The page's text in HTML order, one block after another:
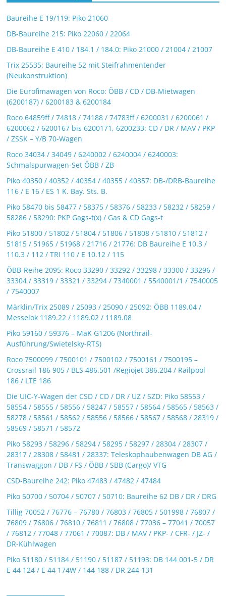
Baureihe E 19/119: Piko 21060
DB-Baureihe 215: Piko 22060 / 22064
DB-Baureihe E 410 / 184.1 / 184.0: Piko 21000 / 21004 / 21007
Trix 25535: Baureihe 52 mit Steifrahmentender
(Neukonstruktion)
Die Eurofimawagen von Roco: ÖBB / CD / DB-Mietwagen
(6200187) / 6200183 & 6200184
Roco 64859ff / 74818 / 74188 / 74783ff / 6200031 / 6200061 /
6200062 / 6200167 bis 6200171, 6200233: CD / DR / MAV / PKP
/ ZSSK – Y/B 70-Wagen
Roco 34034 / 34049 / 6240002 / 6240004 / 6240003:
Schmalspurwagen-Set ÖBB / ZB
Piko 40350 / 40352 / 40354 / 40355 / 40357: DB-/DRB-Baureihe
116 / E 16 / ES 1 K. Bay. Sts. B.
Piko 58470 bis 58477 / 58375 / 58376 / 58233 / 58232 / 58259 /
58286 / 58290: PKP Gags-t(x) / Gas & CD Gags-t
Piko 51800 / 51802 / 51804 / 51806 / 51808 / 51810 / 51812 /
51815 / 51965 / 51968 / 21716 / 21776: DB Baureihe E 10.3 /
110.3 / 112 / TRI 110 / E 10.12 / 115
ÖBB-Reihe 2095: Roco 33290 / 33292 / 33298 / 33300 / 33296 /
33304 / 33319 / 33321 / 33294 / 7340001 / 5540001/1 / 7540005
/ 7540007
Märklin/Trix 25089 / 25093 / 25090 / 25092: ÖBB 1189.04 /
Messelok 1189.22 / 1189.02 / 1189.08
Piko 59160 / 59376 – MaK G1206 (Northrail-
Ausführung/Swietelsky-RTS)
Roco 7500099 / 7500101 / 7500102 / 7500161 / 7500195 –
Crossrail 186 905 / BLS 486.501 /Regiojet 386.204 / Railpool
186 / LTE 186
Die UIC-Y-Wagen der CSD / CD / DR / UZ / SZD: Piko 58553 /
58554 / 58555 / 58556 / 58247 / 58557 / 58564 / 58565 / 58563 /
58278 / 58561 / 58562 / 58556 / 58566 / 58567 / 58568 / 28319 /
58569 / 58571 / 58572
Piko 58293 / 58296 / 58294 / 58295 / 58297 / 28304 / 28307 /
28317 / 28308 / 58481 / 28337: Teleskophaubenwagen DB AG /
Transwaggon / DB / FS / ÖBB / SBB (Cargo)/ VTG
CSD-Baureihe 242: Piko 47483 / 47482 / 47484
Piko 50700 / 50704 / 50707 / 50710: Baureihe 62 DB / DR / DRG
Tillig 70052 / 76776 – 76780 / 76803 / 76805 / 501998 / 76807 /
76809 / 76806 / 76810 / 76811 / 76808 / 77036 – 77041 / 70057
/ 76812 / 77048 / 77061 / 70087: DB / MAV / PKP- / CFR- / JZ- /
DR-Kühlwagen
Piko 51180 / 51184 / 51190 / 51187 / 51193: DB 144 001-5 / DR
E 44 124 / E 44 174W / 144 188 / DR 244 131